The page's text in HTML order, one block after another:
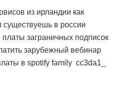
из ирландии как
существуешь в россии
платы заграничных подписок
зарубежный вебинар
в spotify family cc3da1_